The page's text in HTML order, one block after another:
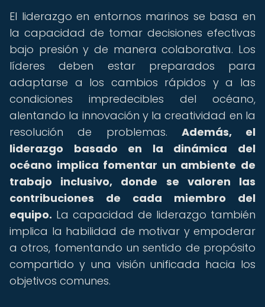
El liderazgo en entornos marinos se basa en
la capacidad de tomar decisiones efectivas
bajo presión y de manera colaborativa. Los
líderes deben estar preparados para
adaptarse a los cambios rápidos y a las
condiciones impredecibles del océano,
alentando la innovación y la creatividad en la
resolución de problemas. Además, el
liderazgo basado en la dinámica del
océano implica fomentar un ambiente de
trabajo inclusivo, donde se valoren las
contribuciones de cada miembro del
equipo. La capacidad de liderazgo también
implica la habilidad de motivar y empoderar
a otros, fomentando un sentido de propósito
compartido y una visión unificada hacia los
objetivos comunes.